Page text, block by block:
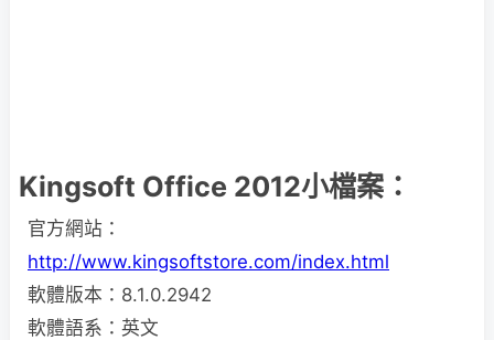
Kingsoft Office 2012小檔案：
官方網站：
http://www.kingsoftstore.com/index.html
軟體版本：8.1.0.2942
軟體語系：英文